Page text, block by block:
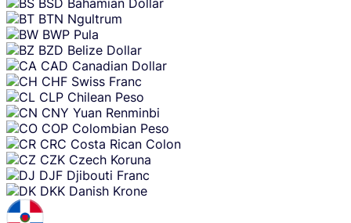
BSD Bahamian Dollar
BTN Ngultrum
BWP Pula
BZD Belize Dollar
CAD Canadian Dollar
CHF Swiss Franc
CLP Chilean Peso
CNY Yuan Renminbi
COP Colombian Peso
CRC Costa Rican Colon
CZK Czech Koruna
DJF Djibouti Franc
DKK Danish Krone